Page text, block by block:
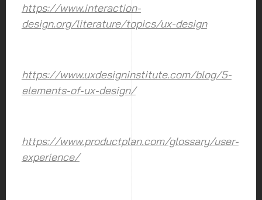
https://www.interaction-
design.org/literature/topics/ux-design
https://www.uxdesigninstitute.com/blog/5-
elements-of-ux-design/
https://www.productplan.com/glossary/user-
experience/